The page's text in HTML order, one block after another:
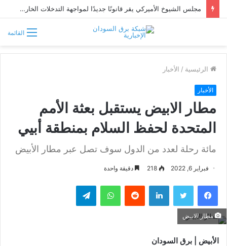
مجلس الشيوخ الأميركي يقر قانونًا جديدًا لمواجهة التدخلات الخارجية في السودان
القائمة
الرئيسية / الأخبار
الأخبار
مطار الابيض يستقبل بعثة الأمم
المتحدة لحفظ السلام بمنطقة أبيي
مائة رحلة لعدد من الدول سوف تصل عبر مطار الأبيض
فبراير 6, 2022 218 دقيقة واحدة
فيسبوك تويتر لينكدإن واتساب تيلقرام
مطار الابيض
الأبيض | برق السودان